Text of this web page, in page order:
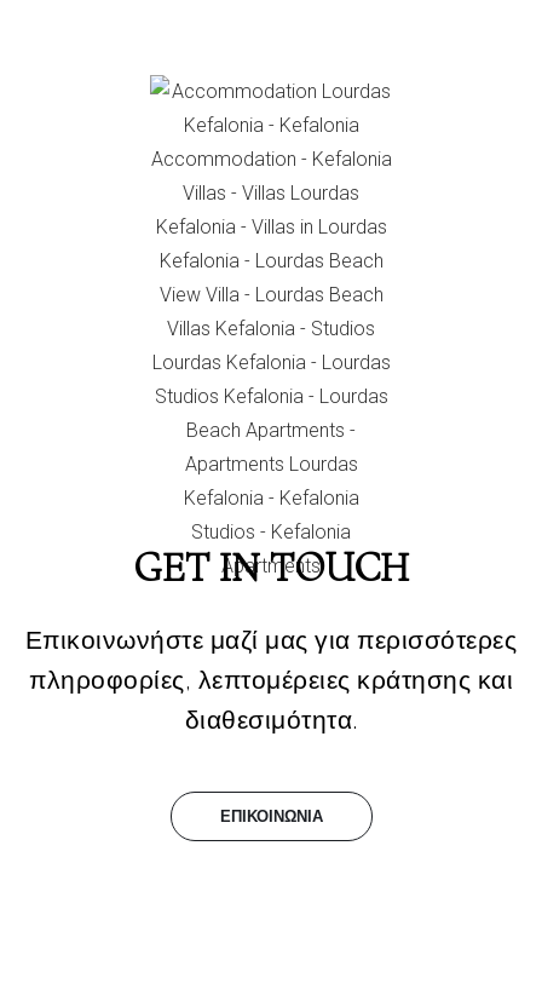
GET IN TOUCH
Επικοινωνήστε μαζί μας για περισσότερες
πληροφορίες, λεπτομέρειες κράτησης και
διαθεσιμότητα.
ΕΠΙΚΟΙΝΩΝΙΑ